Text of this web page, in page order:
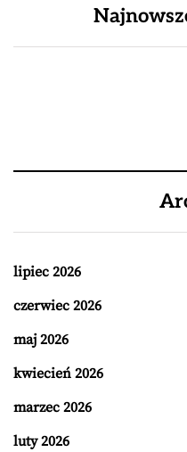
lipiec 2026
czerwiec 2026
maj 2026
kwiecień 2026
marzec 2026
luty 2026